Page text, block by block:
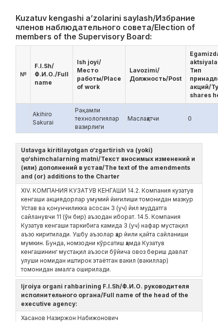
Kuzatuv kengashi a’zolarini saylash/Избрание
членов наблюдательного совета/Election of
members of the Supervisory Board:
№
F.I.Sh/
Ф.И.О./Full
name
Ish joyi/
Место
работы/Place
of work
Lavozimi/
Должность/Post
Тип
акций/
shares
Akihiro
Sakurai
Рақамли
технологиялар
вазирлиги
Маслаҳатчи 0
Ustavga kiritilayotgan o‘zgartirish va (yoki)
qo‘shimchalarning matni/Текст вносимых изменений и
(или) дополнений в устав/The text of the amendments
and (or) additions to the Charter
ХIV. КОМПАНИЯ КУЗАТУВ КЕНГАШИ 14.2. Компания кузатув
кенгаши акциядорлар умумий йиғилиши томонидан мазкур
Устав ва қонунчиликка асосан 3 (уч) йил муддатга
сайланувчи 11 (ўн бир) аъзодан иборат. 14.5. Компания
Кузатув кенгаши таркибига камида 3 (уч) нафар мустақил
аъзо киритилади. Ушбу аъзолар ҳар йили қайта сайланиши
мумкин. Бунда, номзодни кўрсатиш ҳамда Кузатув
кенгашининг мустақил аъзоси бўйича овоз бериш давлат
улуши номидан иштирок этаётган вакил (вакиллар)
томонидан амалга оширилади.
Ijroiya organi rahbarining F.I.Sh/Ф.И.О. руководителя
исполнительного органа/Full name of the head of the
executive agency:
Хасанов Назиржон Набижонович